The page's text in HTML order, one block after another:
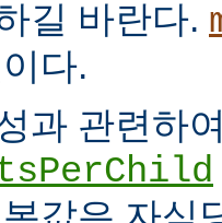
길 바란다.
다.
과 관련하